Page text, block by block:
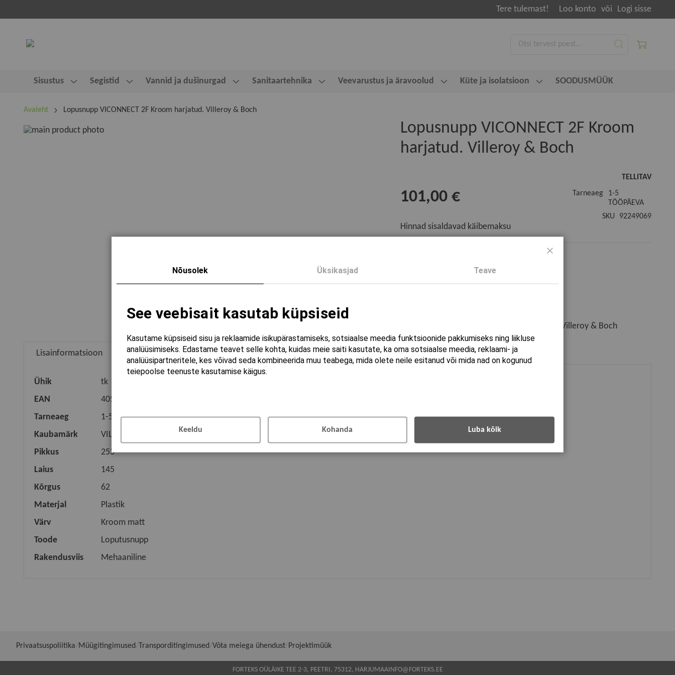
või Logi sisse
Tere tulemast! Loo konto
Minu
Sisustus Segistid Vannid ja dušinurgad Sanitaartehnika Veevarustus ja äravoolud Küte ja isolatsioon SOODUSMÜÜK
Avaleht Lopusnupp VICONNECT 2F Kroom harjatud. Villeroy & Boch
Lopusnupp VICONNECT 2F Kroom
harjatud. Villeroy & Boch
TELLITAV
Tarneaeg
1-5
TÖÖPÄEVA
SKU
92249069
101,00 €
Hinnad sisaldavad käibemaksu
Lopusnupp VICONNECT 2F Kroom harjatud. Villeroy & Boch
Skip
Lisainformatsioon
Ühik
tk
EAN
4051202338206
Tarneaeg
1-5 TÖÖPÄEVA
Kaubamärk
VILLEROY & BOCH
Pikkus
253
Laius
145
Kõrgus
62
Materjal
Plastik
Värv
Kroom matt
Toode
Loputusnupp
Rakendusviis
Mehaaniline
Privaatsuspoliitika Müügitingimused Transporditingimused Võta meiega ühendust Projektimüük
FORTEKS OÜLÄIKE TEE 2-3, PEETRI, 75312, HARJUMAAINFO@FORTEKS.EE
Nõusolek
See veebisait kasutab küpsiseid
Kasutame küpsiseid sisu ja reklaamide isikupärastamiseks, sotsiaalse meedia funktsioonide pakkumiseks ning liikluse
analüüsimiseks. Edastame teavet selle kohta, kuidas meie saiti kasutate, ka oma sotsiaalse meedia, reklaami- ja
analüüsipartneritele, kes võivad seda kombineerida muu teabega, mida olete neile esitanud või mida nad on kogunud
teiepoolse teenuste kasutamise käigus.
Üksikasjad Teave
Keeldu Kohanda Luba kõik